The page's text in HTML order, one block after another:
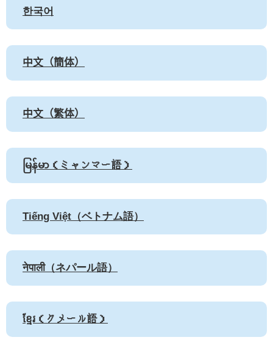
한국어
中文（簡体）
中文（繁体）
မြန်မာ（ミャンマー語）
Tiếng Việt（ベトナム語）
नेपाली（ネパール語）
ខ្មែរ（クメール語）